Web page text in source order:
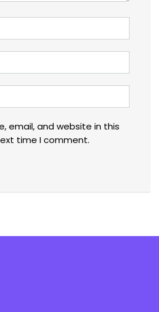
email, and website in this
time I comment.